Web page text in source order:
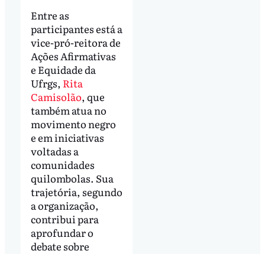
Entre as
participantes está a
vice-pró-reitora de
Ações Afirmativas
e Equidade da
Ufrgs, Rita
Camisolão, que
também atua no
movimento negro
e em iniciativas
voltadas a
comunidades
quilombolas. Sua
trajetória, segundo
a organização,
contribui para
aprofundar o
debate sobre